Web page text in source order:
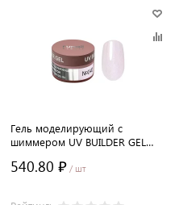
Гель моделирующий с
шиммером UV BUILDER GEL
540.80 ₽ / шт